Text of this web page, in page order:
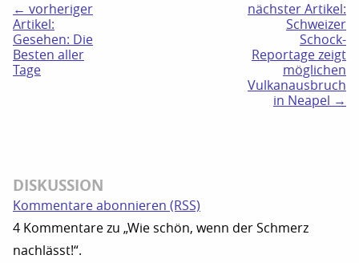
← vorheriger
Artikel:
Gesehen: Die
Besten aller
Tage
nächster Artikel:
Schweizer
Schock-
Reportage zeigt
möglichen
Vulkanausbruch
in Neapel →
DISKUSSION
Kommentare abonnieren (RSS)
4 Kommentare zu „Wie schön, wenn der Schmerz
nachlässt!“.